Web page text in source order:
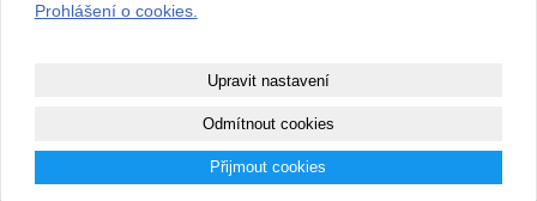
Mapa webu|Zobrazit klasickou verzi
Prohlášení o cookies.
Upravit nastavení
Odmítnout cookies
Přijmout cookies